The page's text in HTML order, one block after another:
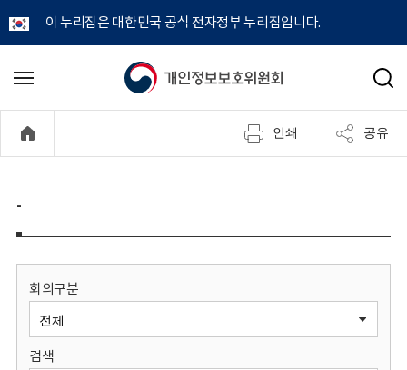
이 누리집은 대한민국 공식 전자정부 누리집입니다.
개
정
보
메
기
검
인쇄 공유
-
회의구분
검색